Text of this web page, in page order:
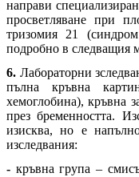
направи
просветляване при
тризомия 21
подробно в следващия
6. Лабораторни
пълна кръвна
хемоглобина), кръвна
през бременността.
изисква, но е
изследвания:
- кръвна група –